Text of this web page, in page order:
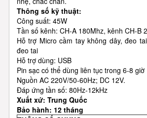
Thông số kỹ thuật:
Công suất: 45W
Tần số kênh: CH-A 180Mhz, kênh CH-B
Hỗ trợ Micro cầm tay không dây, đeo
đeo tai
Hỗ trợ dùng: USB
Pin sạc có thể dùng liên tục trong 6-8 giờ
Nguồn AC 220V/50-60Hz; DC 12V.
Đáp ứng tần số: 80Hz-12kHz
Xuất xứ: Trung Quốc
Bảo hành: 12 tháng